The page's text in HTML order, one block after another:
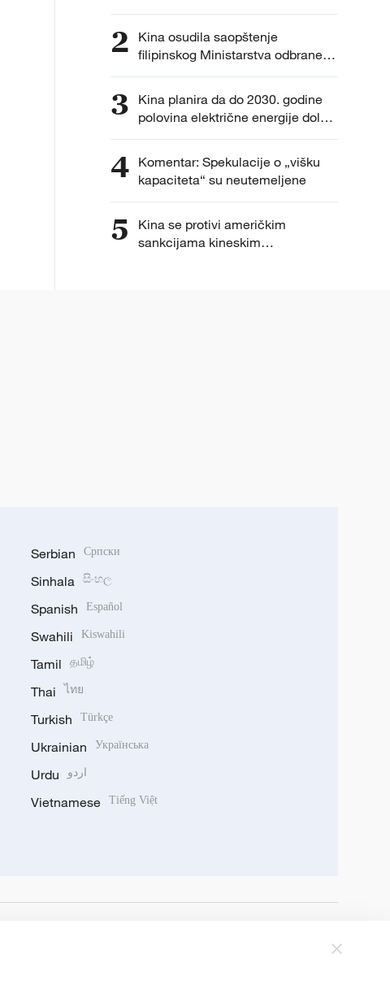
2
Kina osudila saopštenje
filipinskog Ministarstva odbrane
kao političku provokaciju
3
Kina planira da do 2030. godine
polovina električne energije dolazi
iz nefosilnih izvora
4 Komentar: Spekulacije o „višku
kapaciteta“ su neutemeljene
5
Kina se protivi američkim
sankcijama kineskim
Serbian Српски
Sinhala සිංහල
Spanish Español
Swahili Kiswahili
Tamil தமிழ்
Thai ไทย
Turkish Türkçe
Ukrainian Українська
Urdu اردو
Vietnamese Tiếng Việt